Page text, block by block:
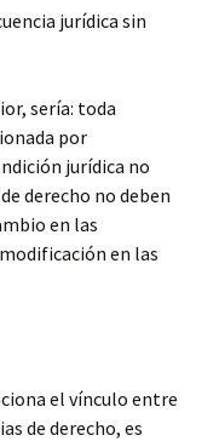
jurídica sin
sería: toda
por
jurídica no
derecho no deben
en las
en las
el vínculo entre
de derecho, es